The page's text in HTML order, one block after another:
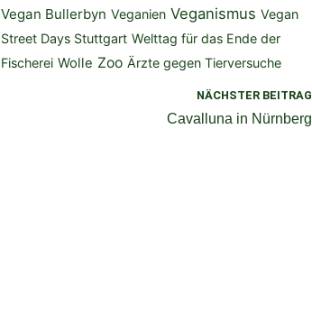
Vegan Bullerbyn Veganien Veganismus Vegan
Street Days Stuttgart Welttag für das Ende der
Fischerei Wolle Zoo Ärzte gegen Tierversuche
NÄCHSTER BEITRAG
Cavalluna in Nürnberg